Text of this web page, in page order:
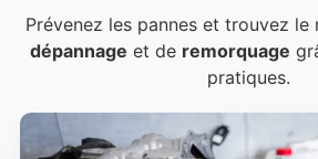
Prévenez les pannes et trouvez le
dépannage et de remorquage
pratiques.